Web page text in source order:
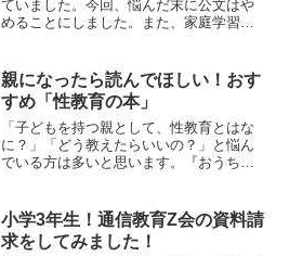
ていました。今回、悩んだ末に公文はや
めることにしました。また、家庭学習を
説します。同じように悩んでいる方の参
考になれば幸いです...
親になったら読んでほしい！おす
すめ「性教育の本」
「子どもを持つ親として、性教育とはな
に？」「どう教えたらいいの？」と悩ん
でいる方は多いと思います。『おうち性
す！３人子育てをしている中で、性教育
の必要性に気が付きました...
小学3年生！通信教育Z会の資料請
求をしてみました！